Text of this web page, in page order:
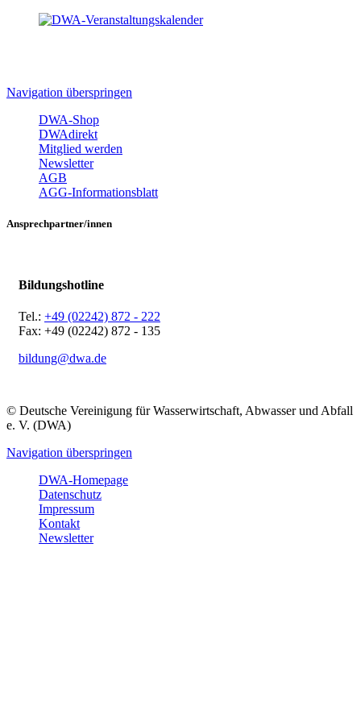
Navigation überspringen
DWA-Shop
DWAdirekt
Mitglied werden
Newsletter
AGB
AGG-Informationsblatt
Ansprechpartner/innen
Bildungshotline
Tel.: +49 (02242) 872 - 222
Fax: +49 (02242) 872 - 135
bildung@dwa.de
© Deutsche Vereinigung für Wasserwirtschaft, Abwasser und Abfall
e. V. (DWA)
Navigation überspringen
DWA-Homepage
Datenschutz
Impressum
Kontakt
Newsletter